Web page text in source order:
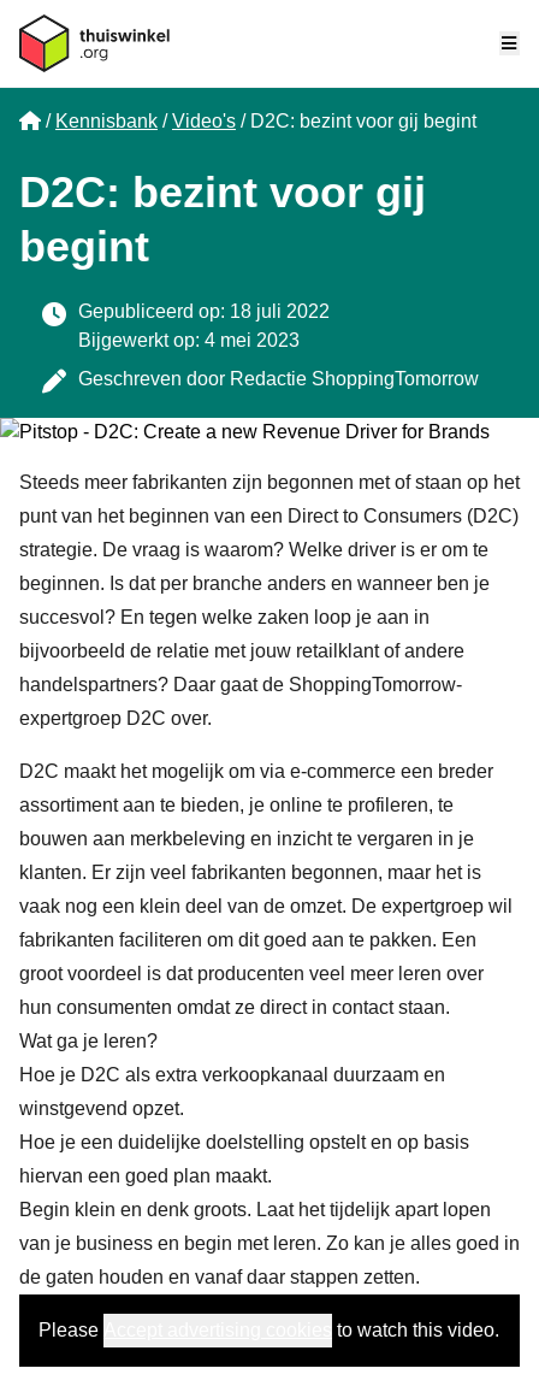
Home
Kennisbank Video's D2C: bezint voor gij begint
D2C: bezint voor gij
begint
Gepubliceerd op: 18 juli 2022
Bijgewerkt op: 4 mei 2023
Geschreven door Redactie ShoppingTomorrow
Steeds meer fabrikanten zijn begonnen met of staan op het
punt van het beginnen van een Direct to Consumers (D2C)
strategie. De vraag is waarom? Welke driver is er om te
beginnen. Is dat per branche anders en wanneer ben je
succesvol? En tegen welke zaken loop je aan in
bijvoorbeeld de relatie met jouw retailklant of andere
handelspartners? Daar gaat de ShoppingTomorrow-
expertgroep D2C over.
D2C maakt het mogelijk om via e-commerce een breder
assortiment aan te bieden, je online te profileren, te
bouwen aan merkbeleving en inzicht te vergaren in je
klanten. Er zijn veel fabrikanten begonnen, maar het is
vaak nog een klein deel van de omzet. De expertgroep wil
fabrikanten faciliteren om dit goed aan te pakken. Een
groot voordeel is dat producenten veel meer leren over
hun consumenten omdat ze direct in contact staan.
Wat ga je leren?
Hoe je D2C als extra verkoopkanaal duurzaam en
winstgevend opzet.
Hoe je een duidelijke doelstelling opstelt en op basis
hiervan een goed plan maakt.
Begin klein en denk groots. Laat het tijdelijk apart lopen
van je business en begin met leren. Zo kan je alles goed in
de gaten houden en vanaf daar stappen zetten.
Please to watch this video.